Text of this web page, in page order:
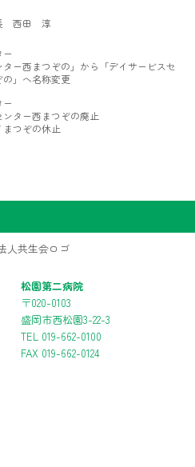
西田 淳
ター西まつぞの」から「デイサービスセ
の」へ名称変更
ター西まつぞの廃止
つぞの休止
松園第二病院
〒020-0103
盛岡市西松園3-22-3
TEL 019-662-0100
FAX 019-662-0124